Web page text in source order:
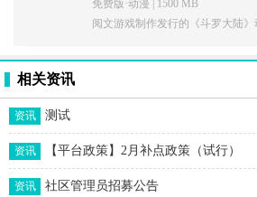
免费版·动漫 | 1500 MB
相关资讯
资讯 测试
资讯 【平台政策】2月补点政策（试行）
资讯 社区管理员招募公告